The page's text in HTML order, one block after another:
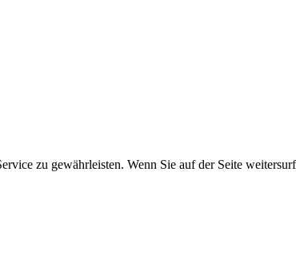
zu gewährleisten. Wenn Sie auf der Seite